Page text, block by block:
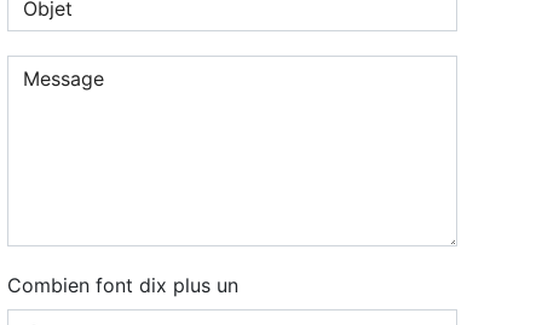
Combien font dix plus un